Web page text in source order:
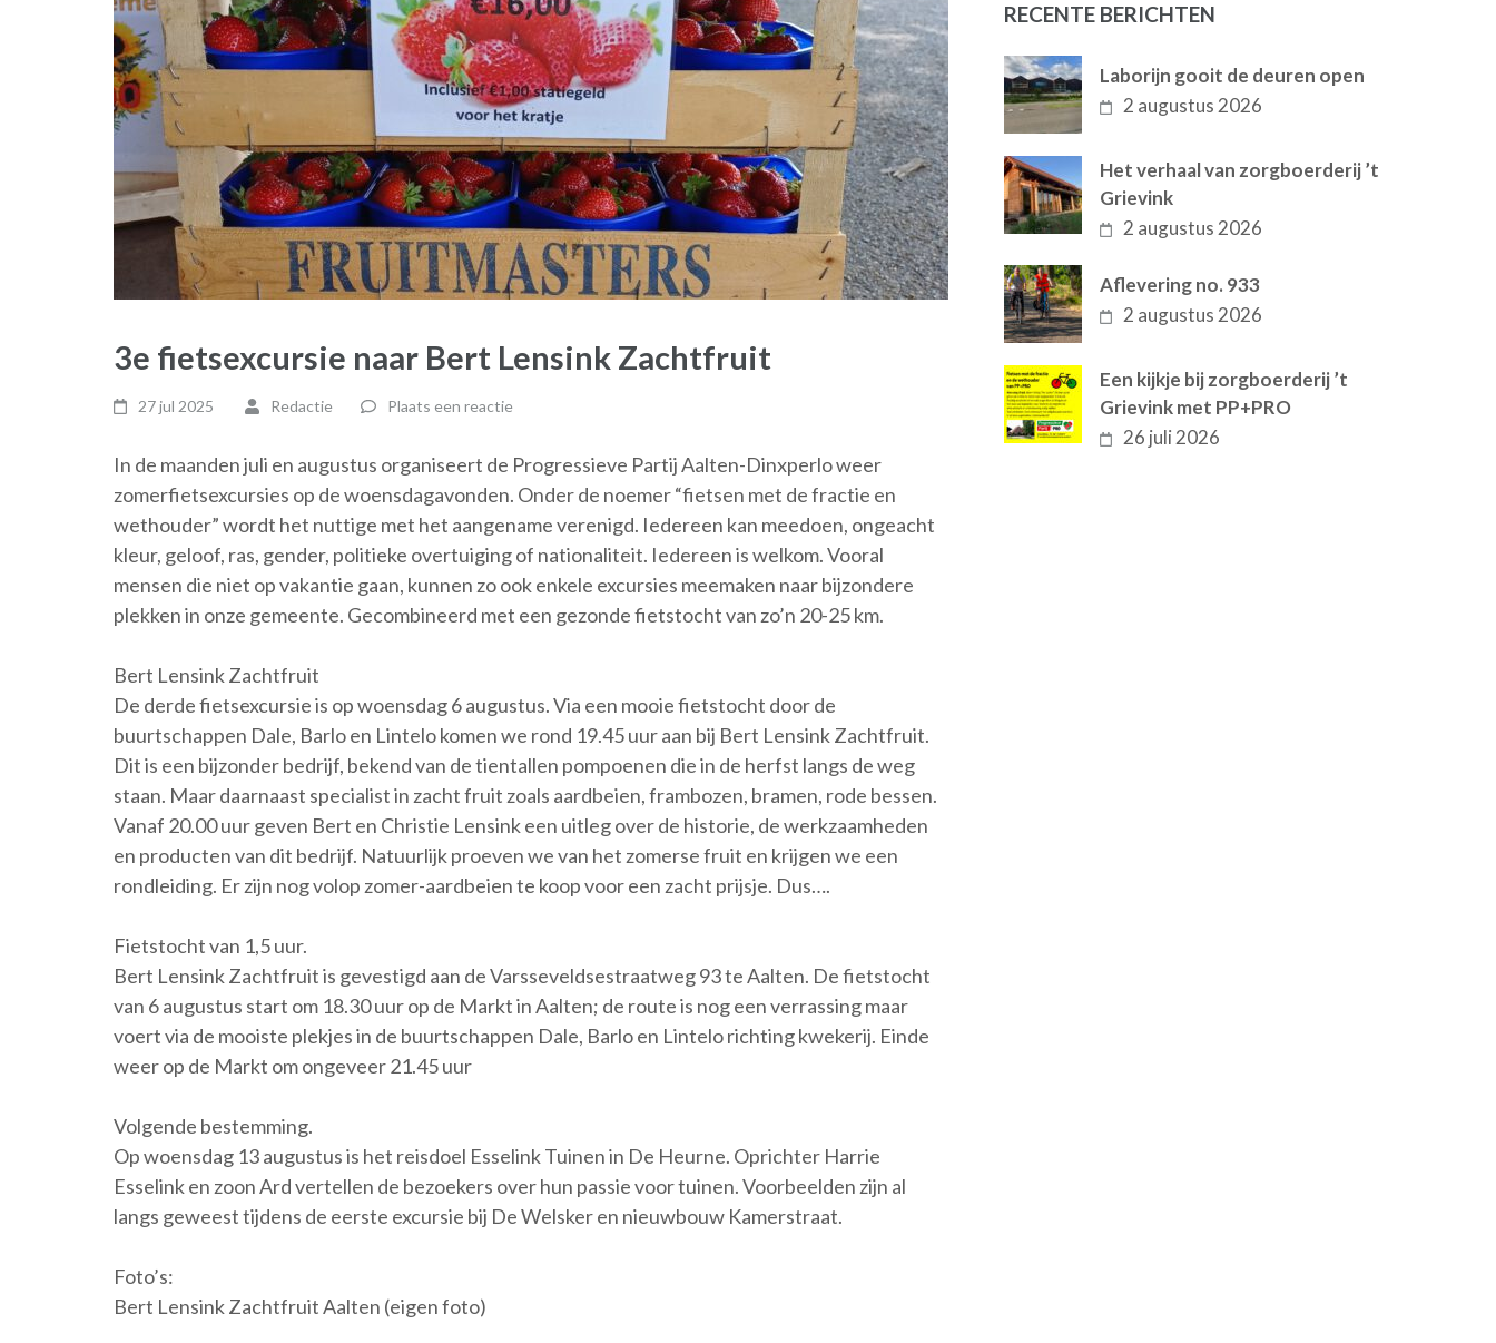
3e fietsexcursie naar Bert Lensink Zachtfruit
27 jul 2025 Redactie Plaats een reactie
In de maanden juli en augustus organiseert de Progressieve Partij Aalten-Dinxperlo weer
zomerfietsexcursies op de woensdagavonden. Onder de noemer “fietsen met de fractie en
wethouder” wordt het nuttige met het aangename verenigd. Iedereen kan meedoen, ongeacht
kleur, geloof, ras, gender, politieke overtuiging of nationaliteit. Iedereen is welkom. Vooral
mensen die niet op vakantie gaan, kunnen zo ook enkele excursies meemaken naar bijzondere
plekken in onze gemeente. Gecombineerd met een gezonde fietstocht van zo’n 20-25 km.
Bert Lensink Zachtfruit
De derde fietsexcursie is op woensdag 6 augustus. Via een mooie fietstocht door de
buurtschappen Dale, Barlo en Lintelo komen we rond 19.45 uur aan bij Bert Lensink Zachtfruit.
Dit is een bijzonder bedrijf, bekend van de tientallen pompoenen die in de herfst langs de weg
staan. Maar daarnaast specialist in zacht fruit zoals aardbeien, frambozen, bramen, rode bessen.
Vanaf 20.00 uur geven Bert en Christie Lensink een uitleg over de historie, de werkzaamheden
en producten van dit bedrijf. Natuurlijk proeven we van het zomerse fruit en krijgen we een
rondleiding. Er zijn nog volop zomer-aardbeien te koop voor een zacht prijsje. Dus….
Fietstocht van 1,5 uur.
Bert Lensink Zachtfruit is gevestigd aan de Varsseveldsestraatweg 93 te Aalten. De fietstocht
van 6 augustus start om 18.30 uur op de Markt in Aalten; de route is nog een verrassing maar
voert via de mooiste plekjes in de buurtschappen Dale, Barlo en Lintelo richting kwekerij. Einde
weer op de Markt om ongeveer 21.45 uur
Volgende bestemming.
Op woensdag 13 augustus is het reisdoel Esselink Tuinen in De Heurne. Oprichter Harrie
Esselink en zoon Ard vertellen de bezoekers over hun passie voor tuinen. Voorbeelden zijn al
langs geweest tijdens de eerste excursie bij De Welsker en nieuwbouw Kamerstraat.
Foto’s:
Bert Lensink Zachtfruit Aalten (eigen foto)
RECENTE BERICHTEN
Laborijn gooit de deuren open
2 augustus 2026
Het verhaal van zorgboerderij ’t
Grievink
2 augustus 2026
Aflevering no. 933
2 augustus 2026
Een kijkje bij zorgboerderij ’t
Grievink met PP+PRO
26 juli 2026